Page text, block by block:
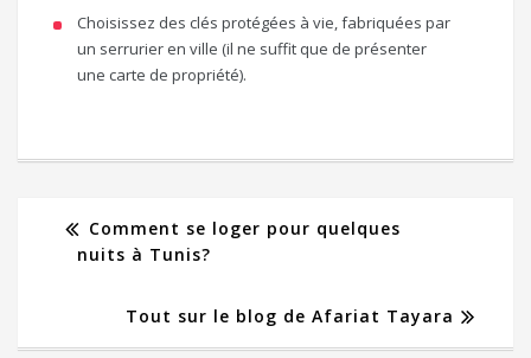
Choisissez des clés protégées à vie, fabriquées par
un serrurier en ville (il ne suffit que de présenter
une carte de propriété).
Comment se loger pour quelques
nuits à Tunis?
Tout sur le blog de Afariat Tayara